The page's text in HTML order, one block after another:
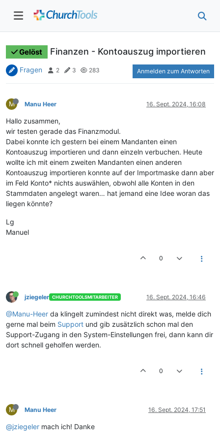
Gelöst Finanzen - Kontoauszug importieren
Fragen 2 3 283 Anmelden zum Antworten
M Manu Heer 16. Sept. 2024, 16:08
Hallo zusammen,
wir testen gerade das Finanzmodul.
Dabei konnte ich gestern bei einem Mandanten einen
Kontoauszug importieren und dann einzeln verbuchen. Heute
wollte ich mit einem zweiten Mandanten einen anderen
Kontoauszug importieren konnte auf der Importmaske dann aber
im Feld Konto* nichts auswählen, obwohl alle Konten in den
Stammdaten angelegt waren… hat jemand eine Idee woran das
liegen könnte?
Lg
Manuel
0
jziegeler CHURCHTOOLSMITARBEITER 16. Sept. 2024, 16:46
@Manu-Heer da klingelt zumindest nicht direkt was, melde dich
gerne mal beim Support und gib zusätzlich schon mal den
Support-Zugang in den System-Einstellungen frei, dann kann dir
dort schnell geholfen werden.
0
M Manu Heer 16. Sept. 2024, 17:51
@jziegeler mach ich! Danke